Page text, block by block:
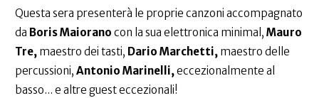
Questa sera presenterà le proprie canzoni accompagnato
da Boris Maiorano con la sua elettronica minimal, Mauro
Tre, maestro dei tasti, Dario Marchetti, maestro delle
percussioni, Antonio Marinelli,eccezionalmente al
basso... e altre guest eccezionali!